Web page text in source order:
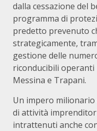
dalla cessazione del
programma di
predetto prevenuto
strategicamente,
gestione delle
riconducibili operanti
Messina e Trapani.
Un impero
di attività
intrattenuti anche